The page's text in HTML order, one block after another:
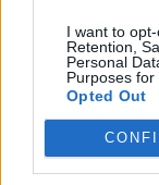
I want to
Retention,
Personal
Purposes for
Opted Out
Verano
canalla -
Agosto
2026